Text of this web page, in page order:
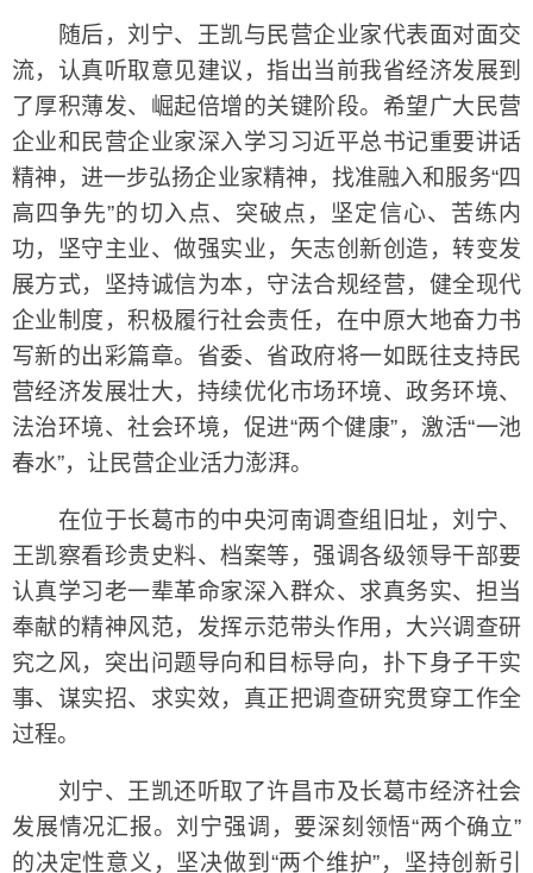
随后，刘宁、王凯与民营企业家代表面对面交
流，认真听取意见建议，指出当前我省经济发展到
了厚积薄发、崛起倍增的关键阶段。希望广大民营
企业和民营企业家深入学习习近平总书记重要讲话
精神，进一步弘扬企业家精神，找准融入和服务“四
高四争先”的切入点、突破点，坚定信心、苦练内
功，坚守主业、做强实业，矢志创新创造，转变发
展方式，坚持诚信为本，守法合规经营，健全现代
企业制度，积极履行社会责任，在中原大地奋力书
写新的出彩篇章。省委、省政府将一如既往支持民
营经济发展壮大，持续优化市场环境、政务环境、
法治环境、社会环境，促进“两个健康”，激活“一池
春水”，让民营企业活力澎湃。
在位于长葛市的中央河南调查组旧址，刘宁、
王凯察看珍贵史料、档案等，强调各级领导干部要
认真学习老一辈革命家深入群众、求真务实、担当
奉献的精神风范，发挥示范带头作用，大兴调查研
究之风，突出问题导向和目标导向，扑下身子干实
事、谋实招、求实效，真正把调查研究贯穿工作全
过程。
刘宁、王凯还听取了许昌市及长葛市经济社会
发展情况汇报。刘宁强调，要深刻领悟“两个确立”
的决定性意义，坚决做到“两个维护”，坚持创新引